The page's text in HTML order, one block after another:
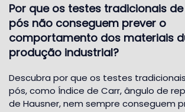
Por que os testes tradicionais
pós não conseguem prever o
comportamento dos materiais
produção industrial?
Descubra por que os testes
pós, como Índice de Carr, ângulo de
de Hausner, nem sempre conseguem